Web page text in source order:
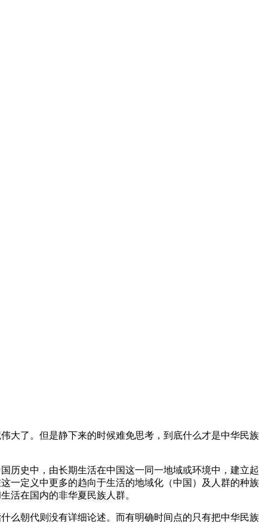
了。但是静下来的时候难免思考，到底什么才是中华民
历史中，由长期生活在中国这一同一地域或环境中，建立
一定义中更多的趋向于生活的地域化（中国）及人群的种
活在国内的非华夏民族人群。
朝代则没有详细论述。而有明确时间点的只有把中华民